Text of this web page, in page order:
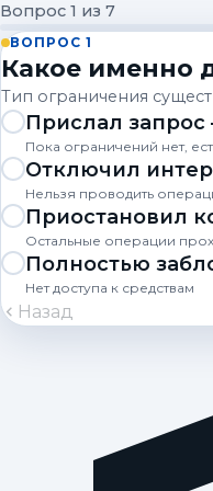
Вопрос 1 из 7
ВОПРОС 1
Какое именно
Тип ограничения
Прислал
Пока ограничений нет,
Отключил
Нельзя проводить
Приостановил
Остальные операции
Полностью
Нет доступа к средствам
Назад